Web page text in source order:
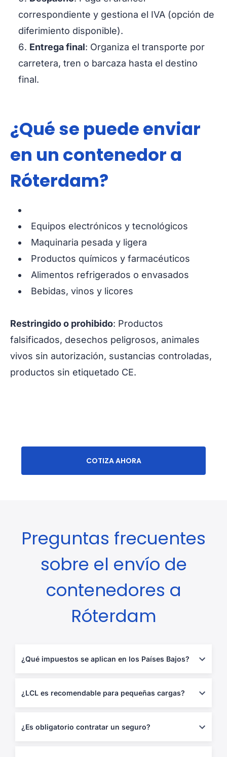
correspondiente y gestiona el IVA (opción de
diferimiento disponible).
Entrega final: Organiza el transporte por
carretera, tren o barcaza hasta el destino
final.
¿Qué se puede enviar
en un contenedor a
Róterdam?
Equipos electrónicos y tecnológicos
Maquinaria pesada y ligera
Productos químicos y farmacéuticos
Alimentos refrigerados o envasados
Bebidas, vinos y licores
Restringido o prohibido: Productos
falsificados, desechos peligrosos, animales
vivos sin autorización, sustancias controladas,
productos sin etiquetado CE.
COTIZA AHORA
Preguntas frecuentes
sobre el envío de
contenedores a
Róterdam
¿Qué impuestos se aplican en los Países Bajos?
registradas pueden usar el sistema de
IVA diferido
¿LCL es recomendable para pequeñas cargas?
costes logísticos entre un 40 y 60 %
respecto al FCL.
¿Es obligatorio contratar un seguro?